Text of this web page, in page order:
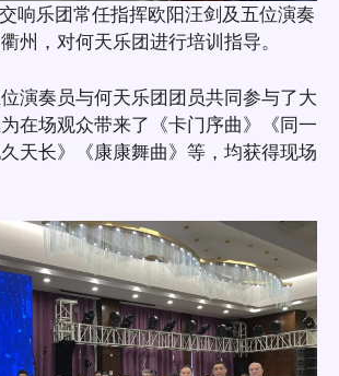
响乐团常任指挥欧阳汪剑及五位演奏
州，对何天乐团进行培训指导。
演奏员与何天乐团团员共同参与了大
在场观众带来了《卡门序曲》《同一
天长》《康康舞曲》等，均获得现场